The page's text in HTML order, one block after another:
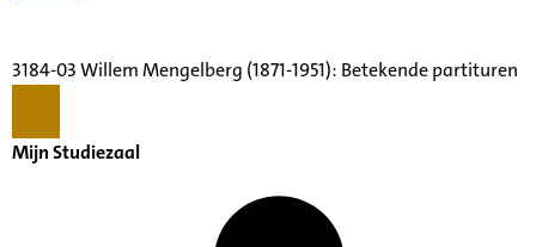
3184-03 Willem Mengelberg (1871-1951): Betekende partituren
Mijn Studiezaal